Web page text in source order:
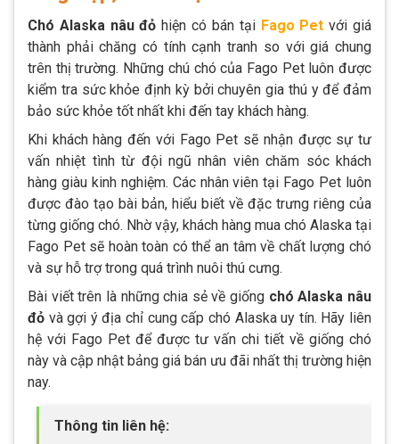
Chó Alaska nâu đỏ hiện có bán tại Fago Pet với giá
thành phải chăng có tính cạnh tranh so với giá chung
trên thị trường. Những chú chó của Fago Pet luôn được
kiểm tra sức khỏe định kỳ bởi chuyên gia thú y để đảm
bảo sức khỏe tốt nhất khi đến tay khách hàng.
Khi khách hàng đến với Fago Pet sẽ nhận được sự tư
vấn nhiệt tình từ đội ngũ nhân viên chăm sóc khách
hàng giàu kinh nghiệm. Các nhân viên tại Fago Pet luôn
được đào tạo bài bản, hiểu biết về đặc trưng riêng của
từng giống chó. Nhờ vậy, khách hàng mua chó Alaska tại
Fago Pet sẽ hoàn toàn có thể an tâm về chất lượng chó
và sự hỗ trợ trong quá trình nuôi thú cưng.
Bài viết trên là những chia sẻ về giống chó Alaska nâu
đỏ và gợi ý địa chỉ cung cấp chó Alaska uy tín. Hãy liên
hệ với Fago Pet để được tư vấn chi tiết về giống chó
này và cập nhật bảng giá bán ưu đãi nhất thị trường hiện
nay.
Thông tin liên hệ: